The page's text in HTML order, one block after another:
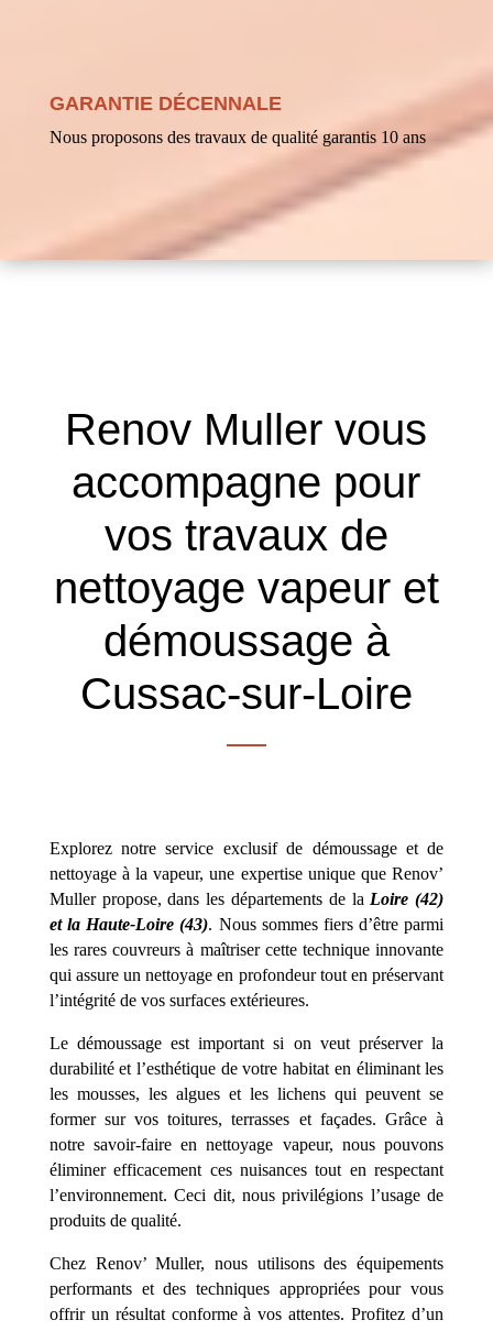
GARANTIE DÉCENNALE
Nous proposons des travaux de qualité garantis 10 ans
Renov Muller vous
accompagne pour
vos travaux de
nettoyage vapeur et
démoussage à
Cussac-sur-Loire
Explorez notre service exclusif de démoussage et de
nettoyage à la vapeur, une expertise unique que Renov’
Muller propose, dans les départements de la Loire (42)
et la Haute-Loire (43). Nous sommes fiers d’être parmi
les rares couvreurs à maîtriser cette technique innovante
qui assure un nettoyage en profondeur tout en préservant
l’intégrité de vos surfaces extérieures.
Le démoussage est important si on veut préserver la
durabilité et l’esthétique de votre habitat en éliminant les
les mousses, les algues et les lichens qui peuvent se
former sur vos toitures, terrasses et façades. Grâce à
notre savoir-faire en nettoyage vapeur, nous pouvons
éliminer efficacement ces nuisances tout en respectant
l’environnement. Ceci dit, nous privilégions l’usage de
produits de qualité.
Chez Renov’ Muller, nous utilisons des équipements
performants et des techniques appropriées pour vous
offrir un résultat conforme à vos attentes. Profitez d’un